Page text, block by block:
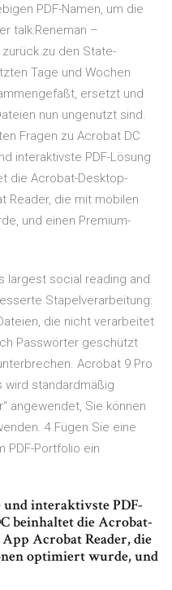
PDF-Namen, um die
talk:Reneman –
zu den State-
Tage und Wochen
ersetzt und
nun ungenutzt sind.
Fragen zu Acrobat DC
interaktivste PDF-Lösung
die Acrobat-Desktop-
Reader, die mit mobilen
und einen Premium-
largest social reading and
Stapelverarbeitung:
die nicht verarbeitet
Passwörter geschützt
Acrobat 9 Pro
wird standardmäßig
angewendet, Sie können
4 Fügen Sie eine
PDF-Portfolio ein
und interaktivste PDF-
beinhaltet die Acrobat-
Acrobat Reader, die
optimiert wurde, und